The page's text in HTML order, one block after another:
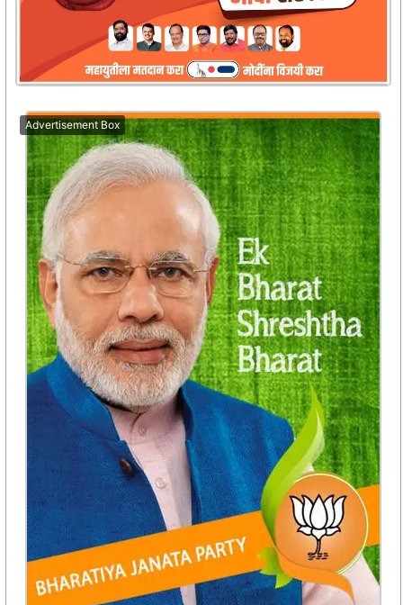
Advertisement Box